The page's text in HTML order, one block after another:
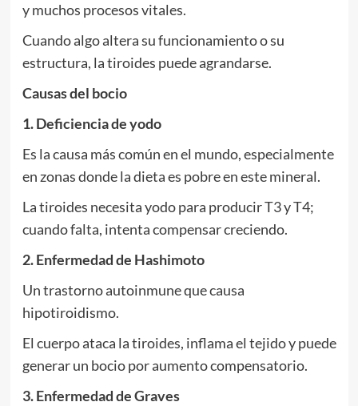
y muchos procesos vitales.
Cuando algo altera su funcionamiento o su
estructura, la tiroides puede agrandarse.
Causas del bocio
1. Deficiencia de yodo
Es la causa más común en el mundo, especialmente
en zonas donde la dieta es pobre en este mineral.
La tiroides necesita yodo para producir T3 y T4;
cuando falta, intenta compensar creciendo.
2. Enfermedad de Hashimoto
Un trastorno autoinmune que causa
hipotiroidismo.
El cuerpo ataca la tiroides, inflama el tejido y puede
generar un bocio por aumento compensatorio.
3. Enfermedad de Graves